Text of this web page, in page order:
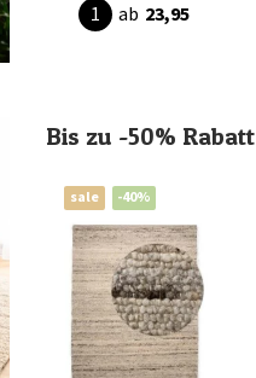
ab 23,95
Bis zu -50% Rabatt
sale -40%